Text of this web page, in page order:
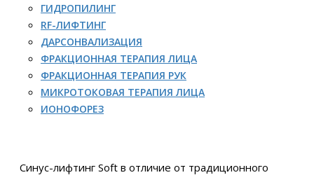
ГИДРОПИЛИНГ
RF-ЛИФТИНГ
ДАРСОНВАЛИЗАЦИЯ
ФРАКЦИОННАЯ ТЕРАПИЯ ЛИЦА
ФРАКЦИОННАЯ ТЕРАПИЯ РУК
МИКРОТОКОВАЯ ТЕРАПИЯ ЛИЦА
ИОНОФОРЕЗ
Синус-лифтинг Soft в отличие от традиционного